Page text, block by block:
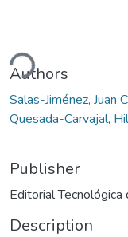
Authors
Salas-Jiménez, Juan
Quesada-Carvajal,
Publisher
Editorial
Description